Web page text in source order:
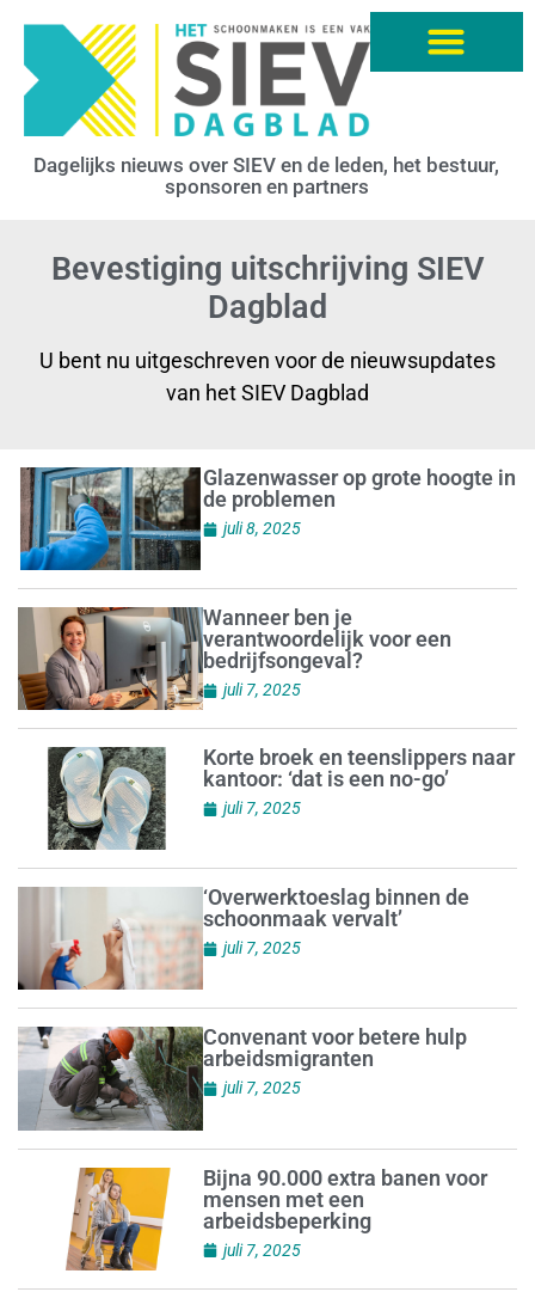
Dagelijks nieuws over SIEV en de leden, het bestuur,
sponsoren en partners
Bevestiging uitschrijving SIEV
Dagblad
U bent nu uitgeschreven voor de nieuwsupdates
van het SIEV Dagblad
Glazenwasser op grote hoogte in
de problemen
juli 8, 2025
Wanneer ben je
verantwoordelijk voor een
bedrijfsongeval?
juli 7, 2025
Korte broek en teenslippers naar
kantoor: ‘dat is een no-go’
juli 7, 2025
‘Overwerktoeslag binnen de
schoonmaak vervalt’
juli 7, 2025
Convenant voor betere hulp
arbeidsmigranten
juli 7, 2025
Bijna 90.000 extra banen voor
mensen met een
arbeidsbeperking
juli 7, 2025